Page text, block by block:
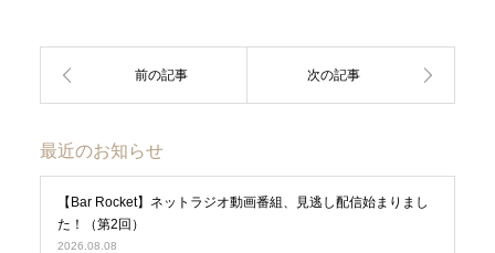
最近のお知らせ
【Bar Rocket】ネットラジオ動画番組、見逃し配信始まりまし
た！（第2回）
2026.08.08